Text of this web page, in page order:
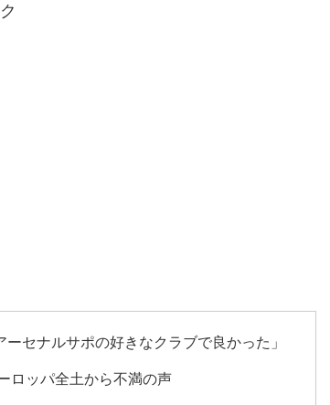
セナルサポの好きなクラブで良かった」
ロッパ全土から不満の声